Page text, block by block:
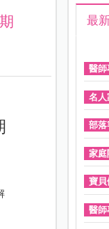
最
醫師
名人
部落
家庭
寶貝
醫師